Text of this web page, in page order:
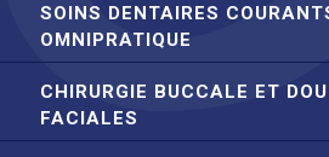
SOINS DENTAIRES
OMNIPRATIQUE
CHIRURGIE BUCCALE ET
FACIALES